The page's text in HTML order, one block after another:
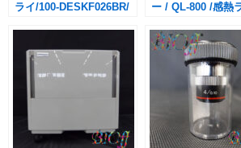
ライ/100-DESKF026BR/
￥1,650→￥1,100(税込・
送料別途)
ー / QL-800 /感熱
￥3,300→￥1,650(
送料別途)